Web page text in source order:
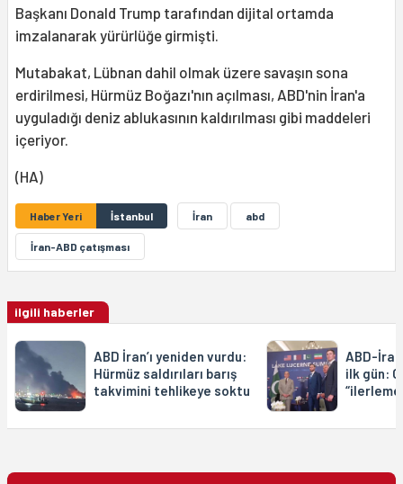
Başkanı Donald Trump tarafından dijital ortamda
imzalanarak yürürlüğe girmişti.
Mutabakat, Lübnan dahil olmak üzere savaşın sona
erdirilmesi, Hürmüz Boğazı'nın açılması, ABD'nin İran'a
uyguladığı deniz ablukasının kaldırılması gibi maddeleri
içeriyor.
(HA)
Haber Yeri İstanbul İran abd
İran-ABD çatışması
ilgili haberler
ABD İran’ı yeniden vurdu:
Hürmüz saldırıları barış
takvimini tehlikeye soktu
ABD-
ilk gün: